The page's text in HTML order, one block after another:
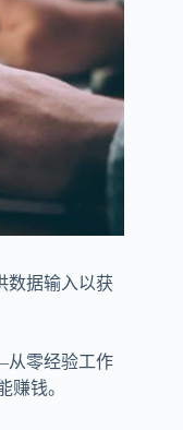
数据输入以获
零经验工作
赚钱。